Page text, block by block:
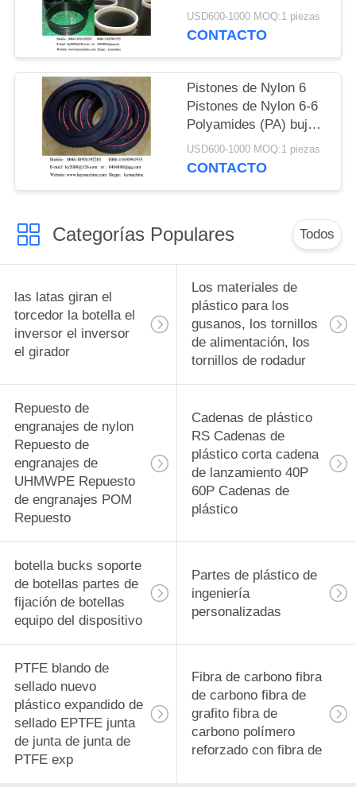
bujes de rodamiento
China fabricante China
USD600-1000 MOQ:1 piezas
CONTACTO
Pistones de Nylon 6
Pistones de Nylon 6-6
Polyamides (PA) bujes
con rodamientos PE-
UHMW bujes de
fábrica China productor
USD600-1000 MOQ:1 piezas
CONTACTO
Categorías Populares Todos
las latas giran el
torcedor la botella el
inversor el inversor
el girador
Los materiales de
plástico para los
gusanos, los tornillos
de alimentación, los
tornillos de rodadur
Repuesto de
engranajes de nylon
Repuesto de
engranajes de
UHMWPE Repuesto
de engranajes POM
Repuesto
Cadenas de plástico
RS Cadenas de
plástico corta cadena
de lanzamiento 40P
60P Cadenas de
plástico
botella bucks soporte
de botellas partes de
fijación de botellas
equipo del dispositivo
Partes de plástico de
ingeniería
personalizadas
PTFE blando de
sellado nuevo
plástico expandido de
sellado EPTFE junta
de junta de junta de
PTFE exp
Fibra de carbono fibra
de carbono fibra de
grafito fibra de
carbono polímero
reforzado con fibra de